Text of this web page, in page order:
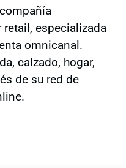
especializada
omnicanal.
calzado, hogar,
de su red de